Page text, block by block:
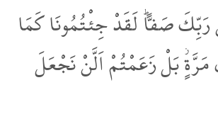
صَفاًّۜ لَقَدْ جِئْتُمُونَا كَمَا
مَرَّةٍۘ بَلْ زَعَمْتُمْ اَلَّنْ نَجْعَلَ